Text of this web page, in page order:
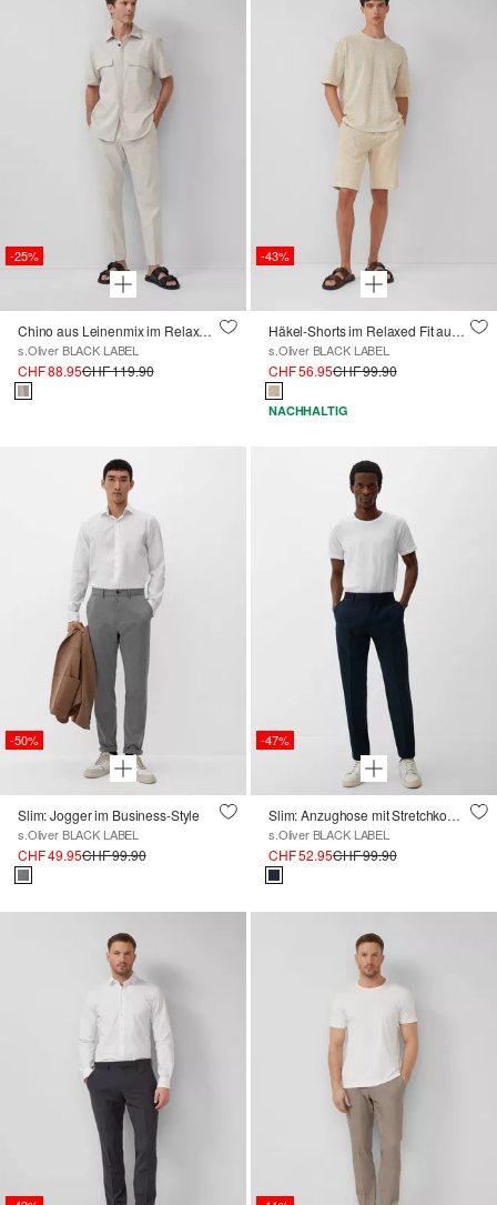
-25%
Chino aus Leinenmix im Relaxed Fit
s.Oliver BLACK LABEL
CHF 88.95CHF 119.90
-43%
Häkel-Shorts im Relaxed Fit aus Baumwolle
s.Oliver BLACK LABEL
CHF 56.95CHF 99.90
NACHHALTIG
-50%
Slim: Jogger im Business-Style
s.Oliver BLACK LABEL
CHF 49.95CHF 99.90
-47%
Slim: Anzughose mit Stretchkomfort
s.Oliver BLACK LABEL
CHF 52.95CHF 99.90